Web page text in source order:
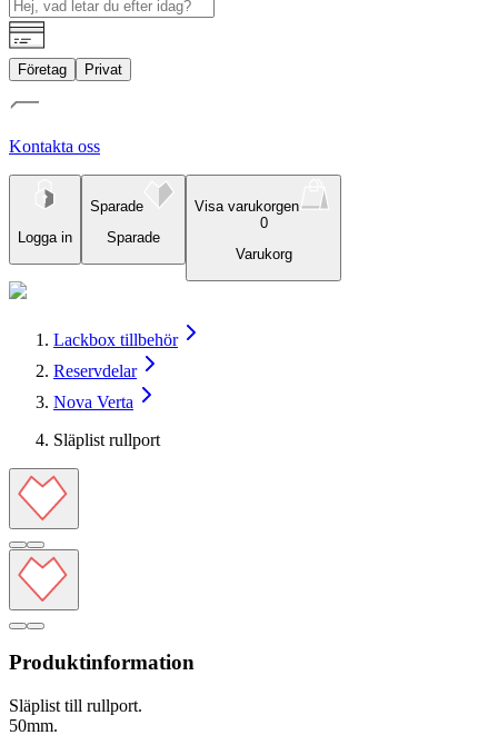
Företag Privat
Kontakta oss
Logga in
Sparade
Sparade
Visa varukorgen
0
Varukorg
Lackbox tillbehör
Reservdelar
Nova Verta
Släplist rullport
Produktinformation
Släplist till rullport.
50mm.